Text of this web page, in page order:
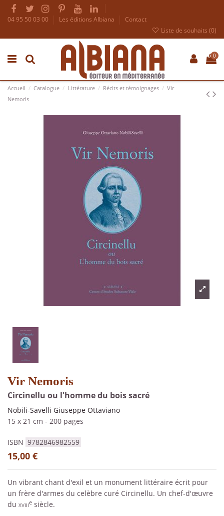
04 95 50 03 00 Les éditions Albiana
Contact
Liste de souhaits (0)
0
Accueil Catalogue Littérature Récits et témoignages
Vir
Nemoris
Vir Nemoris
Circinellu ou l'homme du bois sacré
Nobili-Savelli Giuseppe Ottaviano
15 x 21 cm - 200 pages
ISBN 9782846982559
15,00 €
Un vibrant chant d'exil et un monument littéraire écrit pour
un frère d'armes du celèbre curé Circinellu. Un chef-d'œuvre
du xviiie siècle.